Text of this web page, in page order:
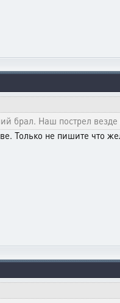
брал. Наш пострел везде
Только не пишите что